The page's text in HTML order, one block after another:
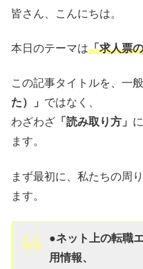
皆さん、こんにちは。
本日のテーマは「求人票
この記事タイトルを、一
た）」 ではなく、
わざわざ 「読み取り方」
ます。
まず最初に、私たちの周
ます。
●ネット上の転職
用情報、